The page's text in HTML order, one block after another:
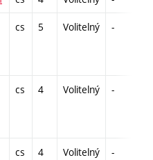
cs 5 Volitelný -
cs 4 Volitelný -
cs 4 Volitelný -